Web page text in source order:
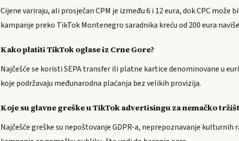
Cijene variraju, ali prosječan CPM je između 6 i 12 eura, dok CPC može
kampanje preko TikTok Montenegro saradnika kreću od 200 eura
Kako platiti TikTok oglase iz Crne Gore?
Najčešće se koristi SEPA transfer ili platne kartice denominovane u
koje podržavaju međunarodna plaćanja bez velikih provizija.
Koje su glavne greške u TikTok advertisingu za nemačko
Najčešće greške su nepoštovanje GDPR-a, neprepoznavanje